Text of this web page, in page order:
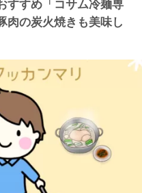
すすめ「コサム冷麺専
肉の炭火焼きも美味し